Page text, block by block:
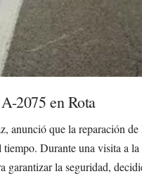
2075 en Rota
anunció que la reparación
Durante una visita a
garantizar la seguridad,